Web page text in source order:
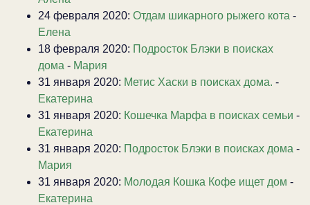
24 февраля 2020: Отдам шикарного рыжего кота -
Елена
18 февраля 2020: Подросток Блэки в поисках
дома - Мария
31 января 2020: Метис Хаски в поисках дома. -
Екатерина
31 января 2020: Кошечка Марфа в поисках семьи -
Екатерина
31 января 2020: Подросток Блэки в поисках дома -
Мария
31 января 2020: Молодая Кошка Кофе ищет дом -
Екатерина